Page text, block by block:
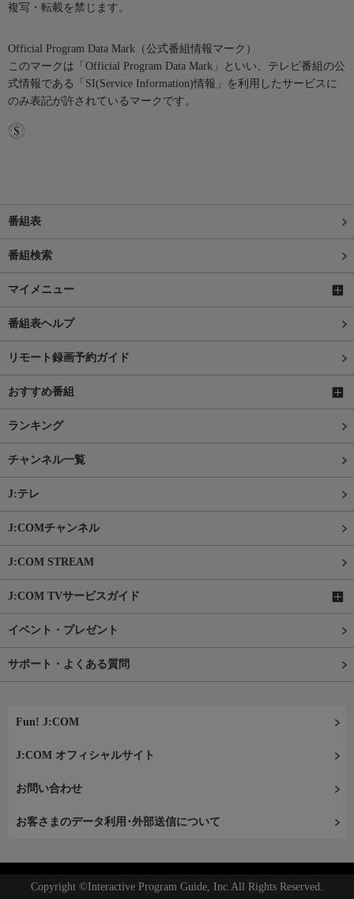
複写・転載を禁じます。
Official Program Data Mark（公式番組情報マーク）
このマークは「Official Program Data Mark」といい、テレビ番組の公
式情報である「SI(Service Information)情報」を利用したサービスに
のみ表記が許されているマークです。
番組表
番組検索
マイメニュー
番組表ヘルプ
リモート録画予約ガイド
おすすめ番組
ランキング
チャンネル一覧
J:テレ
J:COMチャンネル
J:COM STREAM
J:COM TVサービスガイド
イベント・プレゼント
サポート・よくある質問
Fun! J:COM
J:COM オフィシャルサイト
お問い合わせ
お客さまのデータ利用･外部送信について
Copyright ©Interactive Program Guide, Inc.All Rights Reserved.